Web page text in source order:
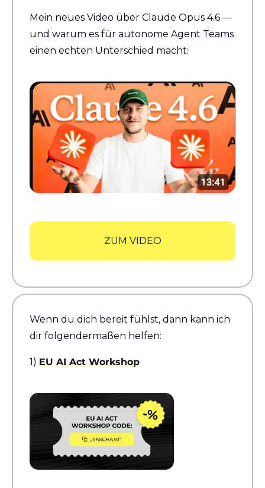
Mein neues Video über Claude Opus 4.6 —
und warum es für autonome Agent Teams
einen echten Unterschied macht:
ZUM VIDEO
Wenn du dich bereit fühlst, dann kann ich
dir folgendermaßen helfen:
1) EU AI Act Workshop